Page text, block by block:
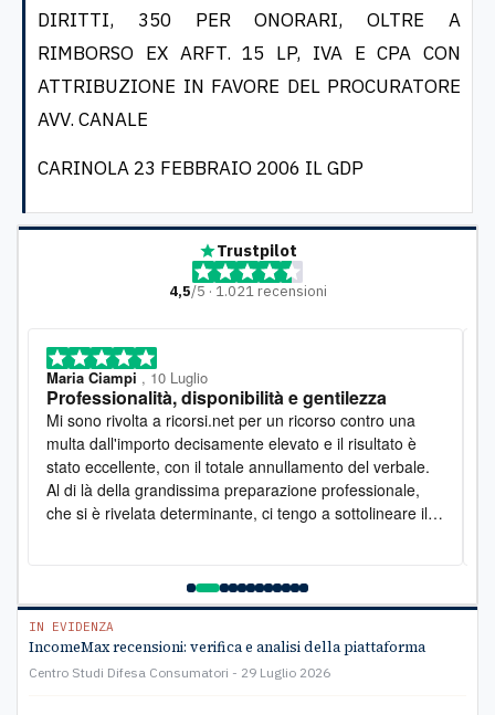
DIRITTI, 350 PER ONORARI, OLTRE A
RIMBORSO EX ARFT. 15 LP, IVA E CPA CON
ATTRIBUZIONE IN FAVORE DEL PROCURATORE
AVV. CANALE
CARINOLA 23 FEBBRAIO 2006 IL GDP
Trustpilot
4,5/5 · 1.021 recensioni
Maria Ciampi , 10 Luglio
Professionalità, disponibilità e gentilezza
Mi sono rivolta a ricorsi.net per un ricorso contro una
multa dall'importo decisamente elevato e il risultato è
stato eccellente, con il totale annullamento del verbale.
Al di là della grandissima preparazione professionale,
che si è rivelata determinante, ci tengo a sottolineare il
IN EVIDENZA
IncomeMax recensioni: verifica e analisi della piattaforma
Centro Studi Difesa Consumatori 29 Luglio 2026